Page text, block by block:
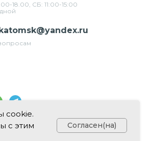
18.00, СБ: 11:00-15:00
с нами в соц. сетях
cookie.
с этим
Согласен(на)